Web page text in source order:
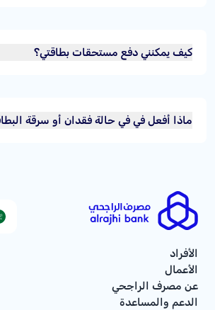
كيف يمكنني دفع مستحقات بطاقتي؟
ماذا أفعل في في حالة فقدان أو سرقة
الأفراد
الأعمال
عن مصرف الراجحي
الدعم والمساعدة